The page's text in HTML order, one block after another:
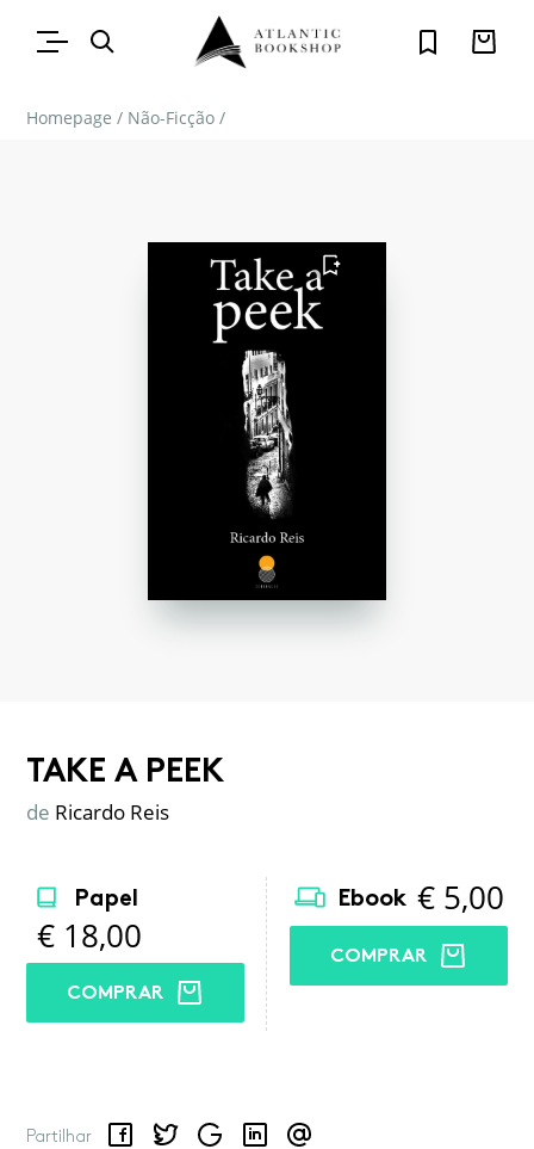
Homepage / Não-Ficção /
FAVORITO
TAKE A PEEK
de Ricardo Reis
Papel
€ 18,00
COMPRAR
Ebook € 5,00
COMPRAR
Partilhar
FacebookTwitterGoogle LinkedInEmail